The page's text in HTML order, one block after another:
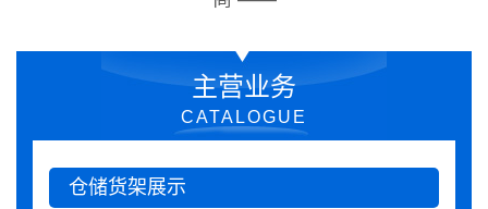
主营业务
CATALOGUE
仓储货架展示